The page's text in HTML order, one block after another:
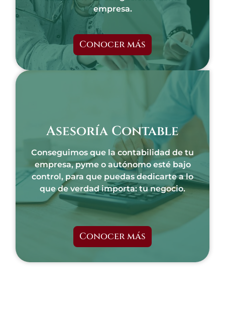
empresa.
Conocer más
Asesoría Contable
Conseguimos que la contabilidad de tu
empresa, pyme o autónomo esté bajo
control, para que puedas dedicarte a lo
que de verdad importa: tu negocio.
Conocer más